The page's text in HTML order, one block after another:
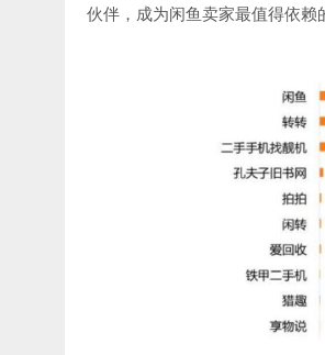
伙伴，成为闲鱼卖家最值得依赖